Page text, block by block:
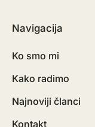
Navigacija
Ko smo mi
Kako radimo
Najnoviji članci
Kontakt